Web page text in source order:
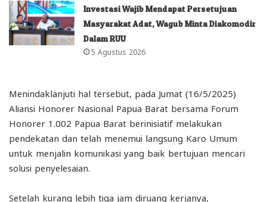
Investasi Wajib Mendapat Persetujuan
Masyarakat Adat, Wagub Minta Diakomodir
Dalam RUU
5 Agustus 2026
Menindaklanjuti hal tersebut, pada Jumat (16/5/2025)
Aliansi Honorer Nasional Papua Barat bersama Forum
Honorer 1.002 Papua Barat berinisiatif melakukan
pendekatan dan telah menemui langsung Karo Umum
untuk menjalin komunikasi yang baik bertujuan mencari
solusi penyelesaian.
Setelah kurang lebih tiga jam diruang kerjanya,